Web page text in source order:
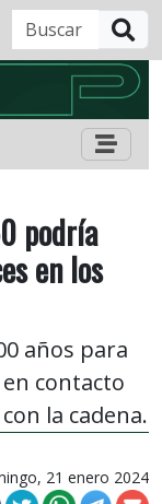
podría
en los
años para
contacto
la cadena.
21 enero 2024